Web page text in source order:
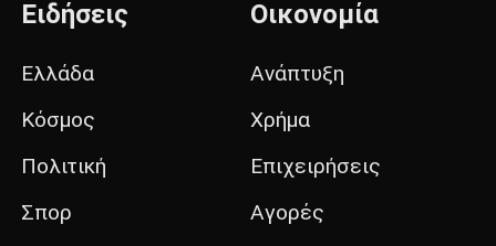
Ειδήσεις
Ελλάδα
Κόσμος
Πολιτική
Σπορ
Οικονομία
Ανάπτυξη
Χρήμα
Επιχειρήσεις
Αγορές